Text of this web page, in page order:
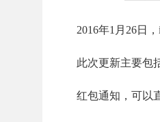
2016年1月26日
此次更新主要包
红包通知，可以